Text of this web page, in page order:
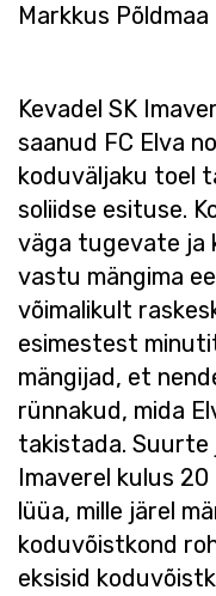
Markkus Põldmaa
Kevadel SK
saanud FC Elva
koduväljaku toel
soliidse esituse.
väga tugevate ja
vastu mängima
võimalikult
esimestest
mängijad, et
rünnakud, mida
takistada. Suurte
Imaverel kulus
lüüa, mille järel
koduvõistkond
eksisid